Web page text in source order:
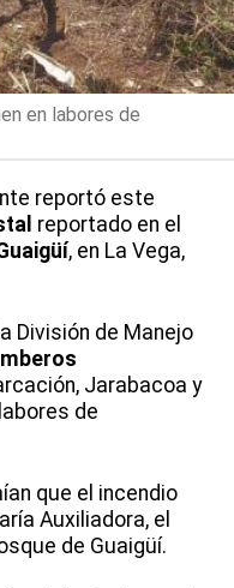
en labores de
reportó este
reportado en el
, en La Vega,
División de Manejo
Jarabacoa y
de
que el incendio
Auxiliadora, el
de Guaigüí.